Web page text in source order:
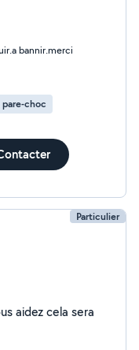
à fuir.a bannir.merci
pare-choc
Particulier
aidez cela sera